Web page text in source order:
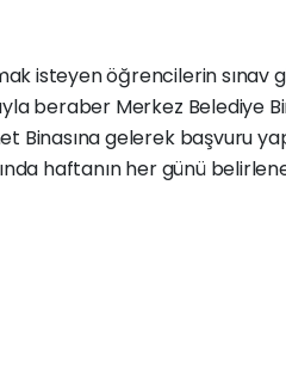
isteyen öğrencilerin sınav
beraber Merkez Belediye
Binasına gelerek başvuru
haftanın her günü